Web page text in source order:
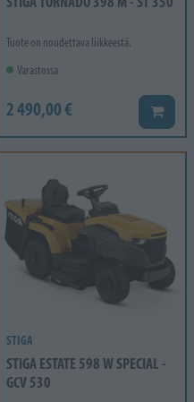
Tuote on noudettava liikkeestä.
Varastossa
2 490,00 € Lisää
STIGA
STIGA ESTATE 598 W SPECIAL -
GCV 530